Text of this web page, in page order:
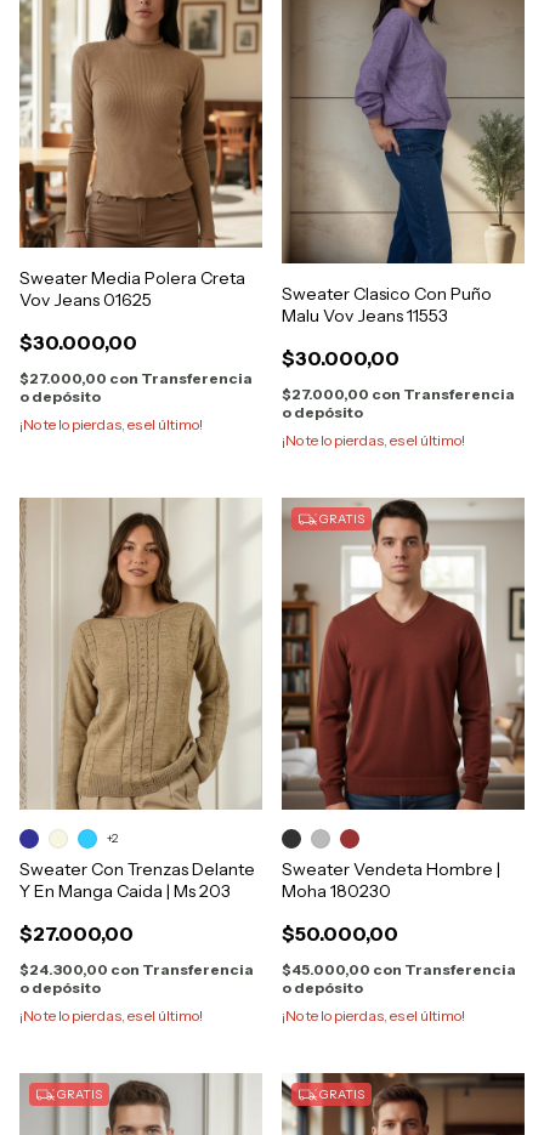
Sweater Media Polera Creta
Vov Jeans 01625
$30.000,00
$27.000,00 con Transferencia
o depósito
¡No te lo pierdas, es el último!
Sweater Clasico Con Puño
Malu Vov Jeans 11553
$30.000,00
$27.000,00 con Transferencia
o depósito
¡No te lo pierdas, es el último!
Sweater Con Trenzas Delante
Y En Manga Caida | Ms 203
$27.000,00
$24.300,00 con Transferencia
o depósito
¡No te lo pierdas, es el último!
+2
GRATIS
Sweater Vendeta Hombre |
Moha 180230
$50.000,00
$45.000,00 con Transferencia
o depósito
¡No te lo pierdas, es el último!
GRATIS GRATIS